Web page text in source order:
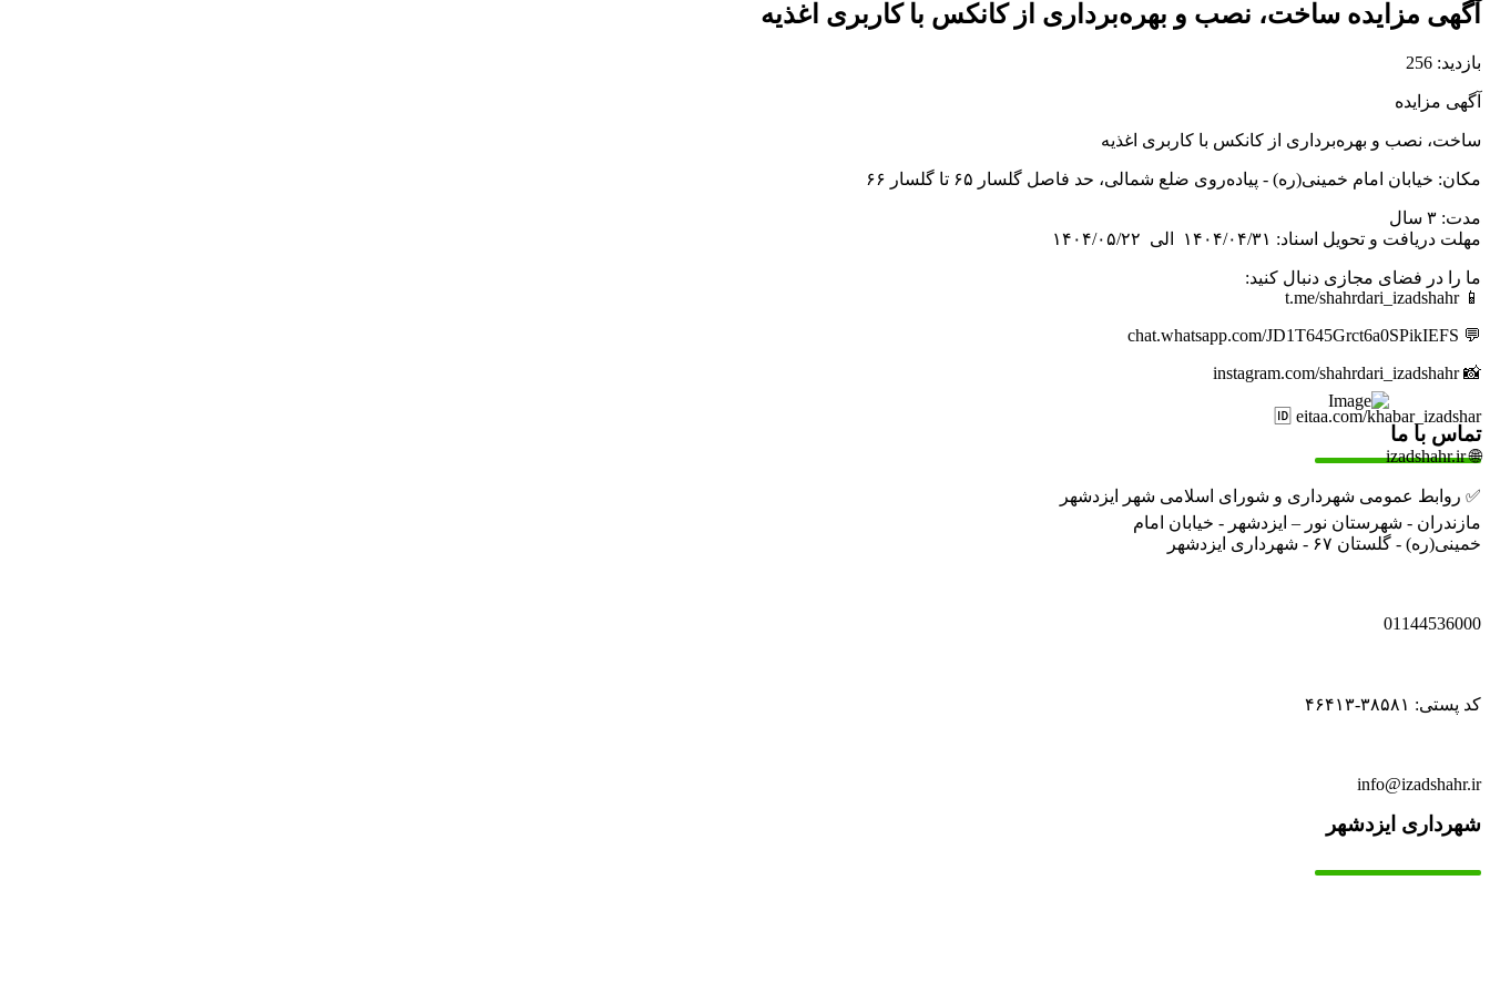
آگهی مزایده ساخت، نصب و بهره‌برداری از کانکس‌ با کاربری اغذیه
بازدید: 256
آگهی مزایده
ساخت، نصب و بهره‌برداری از کانکس‌ با کاربری اغذیه
مکان‌: خیابان امام خمینی(ره) - پیاده‌روی ضلع شمالی، حد فاصل گلسار ۶۵ تا گلسار ۶۶
مدت: ۳ سال
مهلت دریافت و تحویل اسناد: ۱۴۰۴/۰۴/۳۱ الی ۱۴۰۴/۰۵/۲۲
ما را در فضای مجازی دنبال کنید:
📱 t.me/shahrdari_izadshahr
💬 chat.whatsapp.com/JD1T645Grct6a0SPikIEFS
📸 instagram.com/shahrdari_izadshahr
🆔 eitaa.com/khabar_izadshar
🌐 izadshahr.ir
✅ روابط عمومی شهرداری و شورای اسلامی شهر ایزدشهر
تماس با ما
مازندران - شهرستان نور – ایزدشهر - خیابان امام
خمینی(ره) - گلستان ۶۷ - شهرداری ایزدشهر
01144536000
کد پستی: ۳۸۵۸۱-۴۶۴۱۳
info@izadshahr.ir
شهرداری ایزدشهر